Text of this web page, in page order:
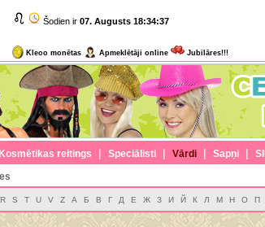
Šodien ir 07. Augusts 18:34:37
Kleoo monētas Apmeklētāji online Jubilāres!!!
Kosmētikas reitings | Speciālisti | Vārdi | Sapņi |
R S T U V Z А Б В Г Д Е Ж З И Й К Л М Н О П